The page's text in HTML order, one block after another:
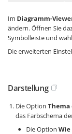
Im Diagramm-
ändern. Öffnen Sie
Symbolleiste und
Die erweiterten
Darstellung
Die Option
das Farbschema
Die Option Wie